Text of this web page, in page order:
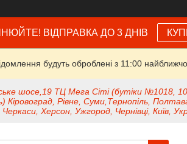
ВІДПРАВКА ДО 3 ДНІВ
будуть оброблені з 11:00
шосе,19 ТЦ Мега Сіті (бутіки
Кіровоград, Рівне, Суми,Тернопіль,
Херсон, Ужгород, Чернівці, Київ,